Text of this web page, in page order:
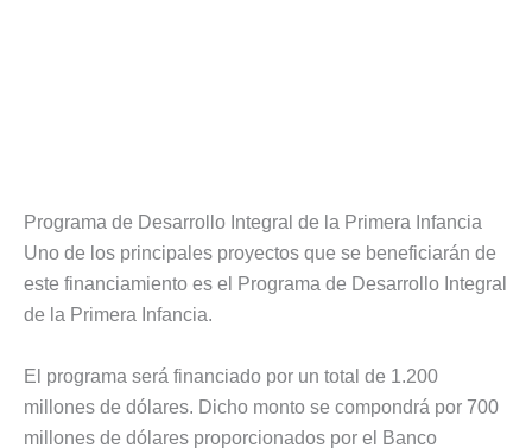
Programa de Desarrollo Integral de la Primera Infancia
Uno de los principales proyectos que se beneficiarán de
este financiamiento es el Programa de Desarrollo Integral
de la Primera Infancia.
El programa será financiado por un total de 1.200
millones de dólares. Dicho monto se compondrá por 700
millones de dólares proporcionados por el Banco